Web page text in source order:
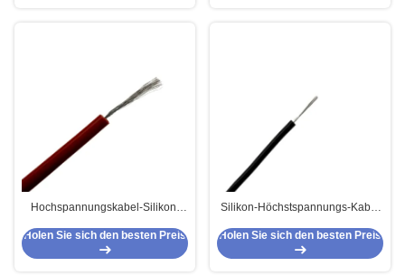
Hochspannungskabel-Silikon-
Holen Sie sich den besten Preis
Silikon-Höchstspannungs-Kabel
Holen Sie sich den besten Preis